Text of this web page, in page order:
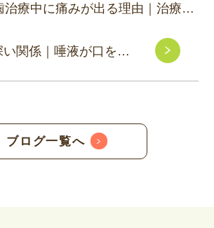
虫歯治療中に痛みが出る理由｜治療後の痛みの原因と対処法を徹底解説2
虫歯と唾液の深い関係｜唾液が口を守る仕組みと減少したときのリスク
ブログ一覧へ